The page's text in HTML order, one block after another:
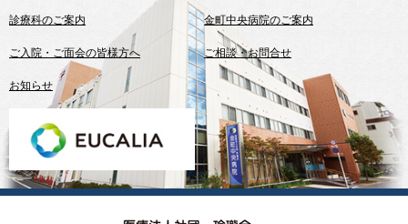
診療科のご案内 金町中央病院のご案内
ご入院・ご面会の皆様方へ ご相談・お問合せ
お知らせ